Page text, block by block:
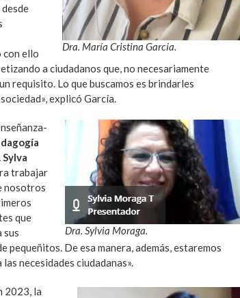
Dra. María Cristina García.
ello
a ciudadanos que, no necesariamente
requisito. Lo que buscamos es brindarles
explicó García.
Dra. Sylvia Moraga.
trabajar
nosotros
que
sus
De esa manera, además, estaremos
necesidades ciudadanas».
2023, la